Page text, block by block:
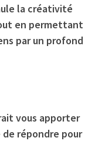
la créativité
en permettant
par un profond
vous apporter
répondre pour